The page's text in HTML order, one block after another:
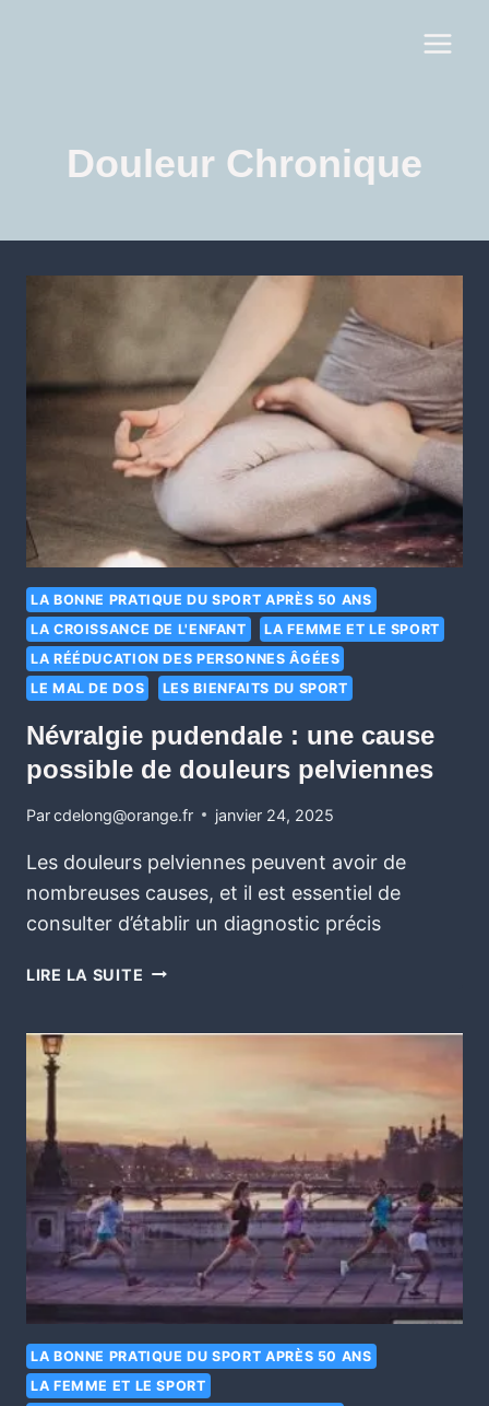
Douleur Chronique
LA BONNE PRATIQUE DU SPORT APRÈS 50 ANS
LA CROISSANCE DE L'ENFANT
LA FEMME ET LE SPORT
LA RÉÉDUCATION DES PERSONNES ÂGÉES
LE MAL DE DOS
LES BIENFAITS DU SPORT
Névralgie pudendale : une cause
possible de douleurs pelviennes
Parcdelong@orange.fr janvier 24, 2025
Les douleurs pelviennes peuvent avoir de
nombreuses causes, et il est essentiel de
consulter d’établir un diagnostic précis
LIRE LA SUITE
LA BONNE PRATIQUE DU SPORT APRÈS 50 ANS
LA FEMME ET LE SPORT